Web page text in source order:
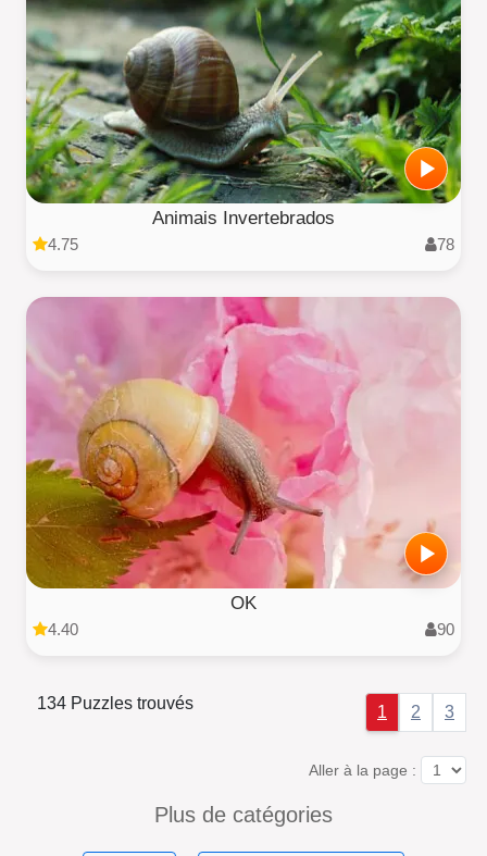
Animais Invertebrados
4.75 78
OK
4.40 90
134 Puzzles trouvés 1 2 3
Aller à la page :
Plus de catégories